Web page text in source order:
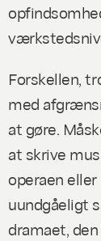
Forskellen,
med
at gøre.
at skrive
operaen
uundgåeligt
dramaet,